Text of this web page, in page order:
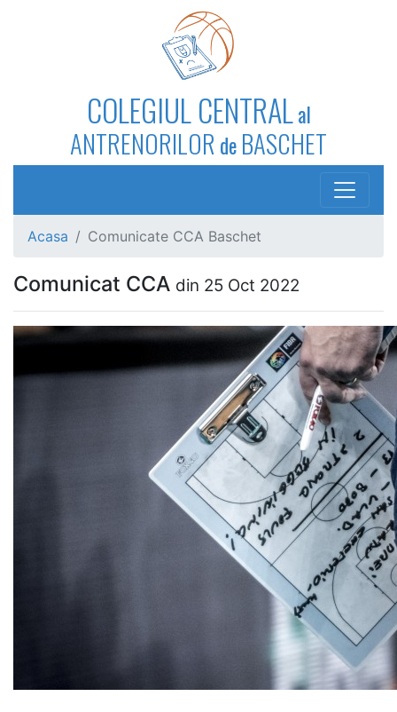
COLEGIUL CENTRALal
ANTRENORILOR de BASCHET
Acasa Comunicate CCA Baschet
Comunicat CCA din 25 Oct 2022